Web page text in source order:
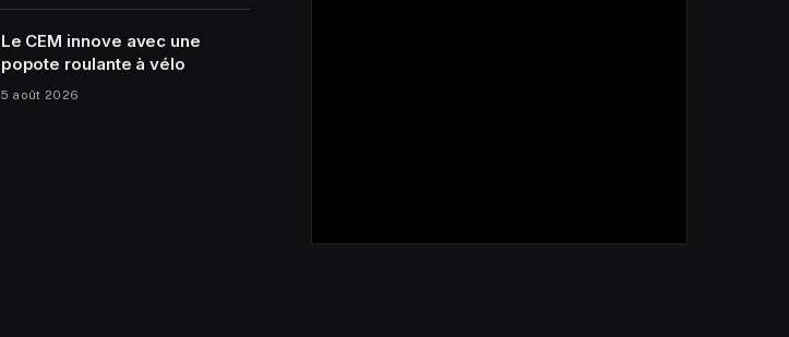
Le CEM innove avec une
popote roulante à vélo
5 août 2026